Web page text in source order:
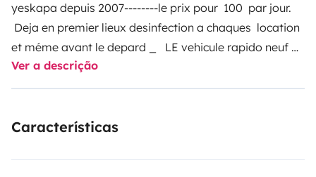
yeskapa depuis 2007--------le prix pour 100 par jour.
Deja en premier lieux desinfection a chaques location
et méme avant le depard _ LE vehicule rapido neuf
/2017 cuisine très spacieuse - -, avec rangement
adapté LIT central permanent king size 160 /198 - et
deuxième panneau solaire 110w-tv de 24 p et une de 21
Ver a descrição
Características